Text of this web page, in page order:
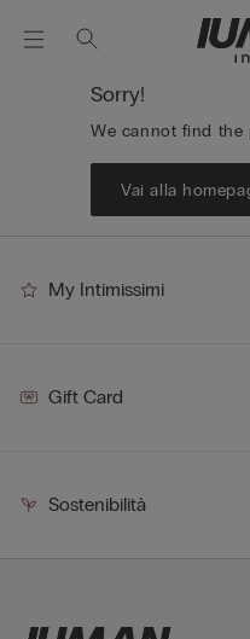
Sorry!
We cannot find the
Vai alla
My Intimissimi
Gift Card
Sostenibilità